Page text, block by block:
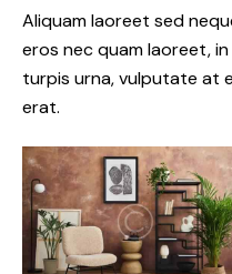
Aliquam laoreet sed
eros nec quam laoreet,
turpis urna, vulputate at
erat.